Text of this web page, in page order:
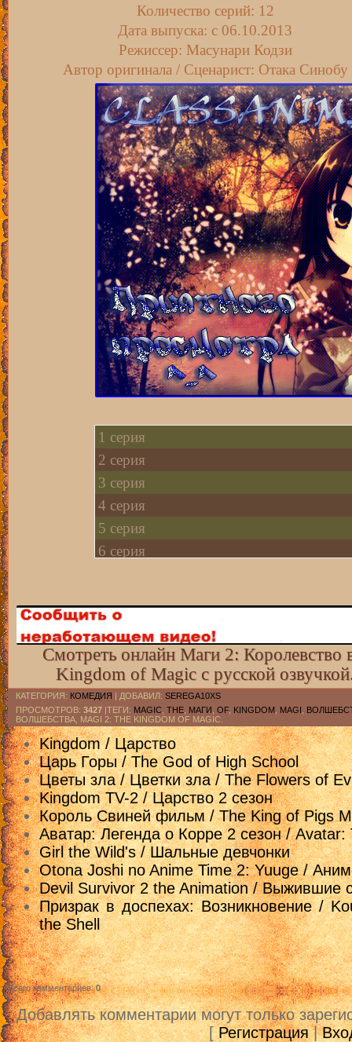
Количество серий: 12
Дата выпуска: c 06.10.2013
Режиссер: Масунари Кодзи
Автор оригинала / Сценарист: Отака Синобу
1 серия
2 серия
3 серия
4 серия
5 серия
6 серия
9 cерия [rutube]
10 cерия [rutube]
11 cерия [rutube]
12 cерия [rutube]
13 cерия [rutube]
14 cерия [rutube]
15 cерия [rutube]
16 cерия [rutube]
17 cерия [rutube]
18 cерия [rutube]
19 cерия [rutube]
20 cерия [rutube]
21 cерия [rutube]
22 cерия [rutube]
23 cерия [rutube]
24 cерия [rutube]
25 cерия [rutube]
Смотреть онлайн Маги 2: Королевство
Kingdom of Magic с русской
КАТЕГОРИЯ: КОМЕДИЯ | ДОБАВИЛ: SEREGA10XS
ПРОСМОТРОВ: 3427 |ТЕГИ: MAGIC THE МАГИ OF, KINGDOM MAGI
ВОЛШЕБСТВА, MAGI 2: THE KINGDOM OF MAGIC.
Kingdom / Царство
Царь Горы / The God of High School
Цветы зла / Цветки зла / The Flowers of
Kingdom TV-2 / Царство 2 сезон
Король Свиней фильм / The King of Pigs
Аватар: Легенда о Корре 2 сезон /
Girl the Wild's / Шальные девчонки
Otona Joshi no Anime Time 2: Yuuge /
Devil Survivor 2 the Animation / Выжившие
Призрак в доспехах: Возникновение /
the Shell
Всего комментариев:0
Добавлять комментарии могут только
[Регистрация|